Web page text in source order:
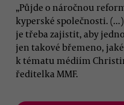
„Půjde o náročnou
kyperské společnosti.
je třeba zajistit, aby
jen takové břemeno,
k tématu médiím
ředitelka MMF.